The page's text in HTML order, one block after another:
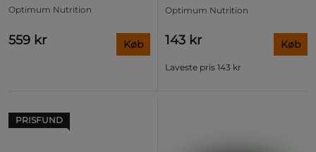
Optimum Nutrition
559 kr Køb
Optimum Nutrition
143 kr
Laveste pris 143 kr
Køb
PRISFUND